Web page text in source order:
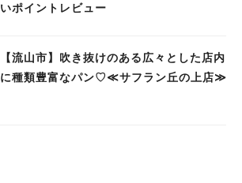
いポイントレビュー
【流山市】吹き抜けのある広々とした店内
に種類豊富なパン♡≪サフラン丘の上店≫